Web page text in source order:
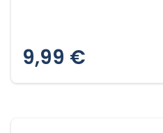
9,99 €